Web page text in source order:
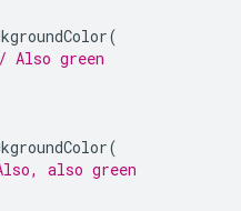
(
Also green
(
also green